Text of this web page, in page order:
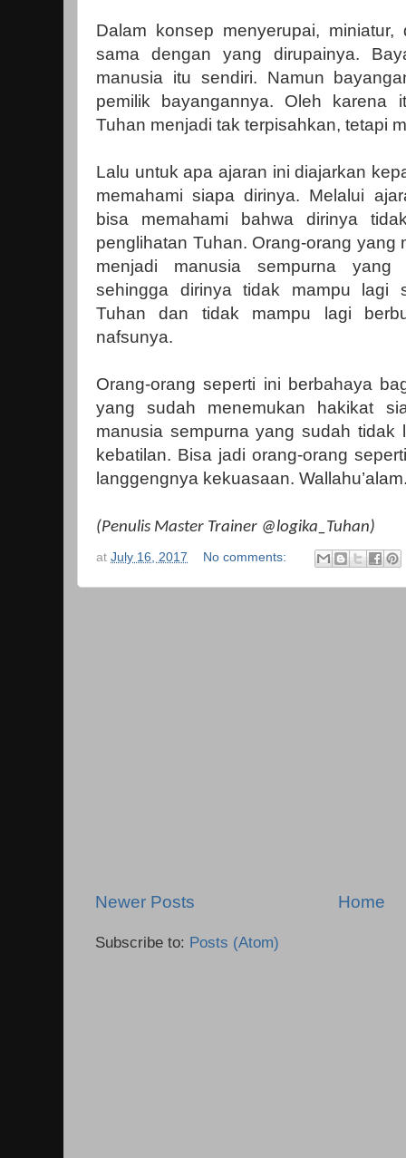
Dalam konsep menyerupai,
sama dengan yang dirupainya.
manusia itu sendiri. Namun
pemilik bayangannya. Oleh karena
Tuhan menjadi tak terpisahkan, tetapi
Lalu untuk apa ajaran ini diajarkan
memahami siapa dirinya. Melalui
bisa memahami bahwa dirinya
penglihatan Tuhan. Orang-orang yang
menjadi manusia sempurna yang
sehingga dirinya tidak mampu lagi
Tuhan dan tidak mampu lagi
nafsunya.
Orang-orang seperti ini berbahaya
yang sudah menemukan hakikat
manusia sempurna yang sudah tidak
kebatilan. Bisa jadi orang-orang
langgengnya kekuasaan.
(Penulis Master Trainer @logika_Tuhan)
at July 16, 2017 No comments:
Newer Posts Home
Subscribe to: Posts (Atom)